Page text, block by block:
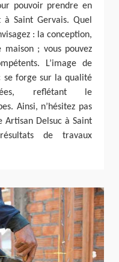
pouvoir prendre en
Saint Gervais. Quel
: la conception,
maison ; vous pouvez
L’image de
se forge sur la qualité
reflétant le
Ainsi, n’hésitez pas
Delsuc à Saint
de travaux